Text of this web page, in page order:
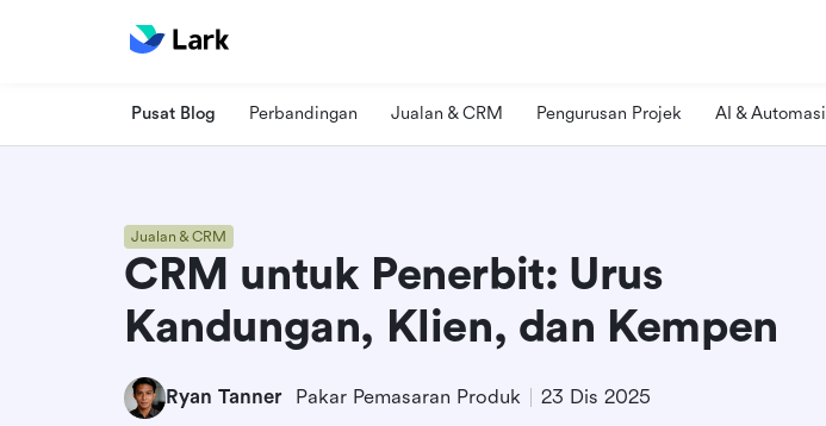
Pusat Blog Perbandingan Jualan & CRM Pengurusan Projek AI & Automasi
Jualan & CRM
CRM untuk Penerbit: Urus
Kandungan, Klien, dan Kempen
Ryan Tanner Pakar Pemasaran Produk 23 Dis 2025